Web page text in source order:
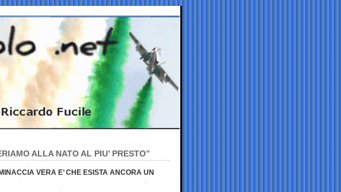
ALLA NATO AL PIU’ PRESTO”
VERA E’ CHE ESISTA ANCORA UN